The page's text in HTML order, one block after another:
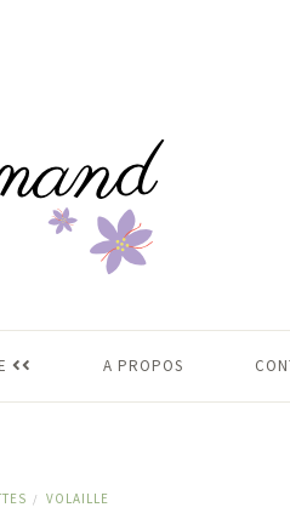
A PROPOS
/ VOLAILLE